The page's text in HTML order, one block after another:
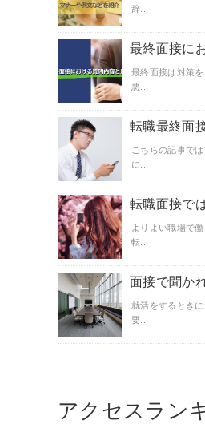
辞...
最終面接に
最終面接は対策
悪...
転職最終面
こちらの記事で
に...
転職面接で
よりよい職場で
転...
面接で聞か
就活をするとき
要...
アクセスラン